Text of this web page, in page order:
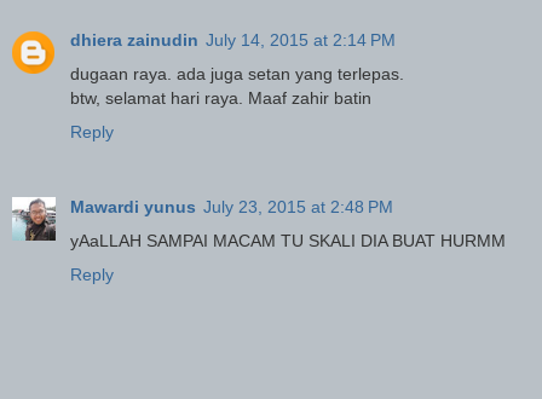
dhiera zainudin July 14, 2015 at 2:14 PM
dugaan raya. ada juga setan yang terlepas.
btw, selamat hari raya. Maaf zahir batin
Reply
Mawardi yunus July 23, 2015 at 2:48 PM
yAaLLAH SAMPAI MACAM TU SKALI DIA BUAT HURMM
Reply